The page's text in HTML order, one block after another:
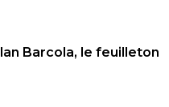
Barcola, le feuilleton